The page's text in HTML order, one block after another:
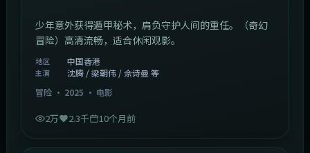
少年意外获得遁甲秘术，肩负守护人间的重任。（奇幻
冒险）高清流畅，适合休闲观影。
地区 中国香港
主演
沈腾 / 梁朝伟 / 佘诗曼 等
冒险· 2025 · 电影
2万 2.3千 10个月前